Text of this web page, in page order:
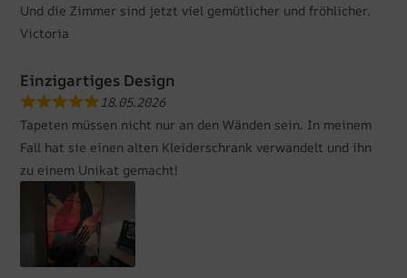
Und die Zimmer sind jetzt viel gemütlicher und fröhlicher.
Victoria
Einzigartiges Design
18.05.2026
Tapeten müssen nicht nur an den Wänden sein. In meinem
Fall hat sie einen alten Kleiderschrank verwandelt und ihn
zu einem Unikat gemacht!